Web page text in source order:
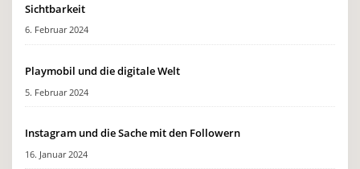
Sichtbarkeit
6. Februar 2024
Playmobil und die digitale Welt
5. Februar 2024
Instagram und die Sache mit den Followern
16. Januar 2024